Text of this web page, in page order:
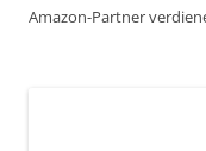
Amazon-Partner